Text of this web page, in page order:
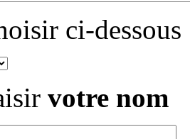
ci-dessous
votre nom